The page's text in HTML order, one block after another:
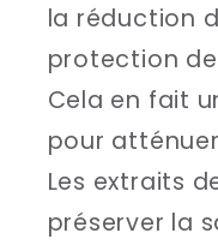
la réduction
protection
Cela en fait
pour
Les extraits
préserver la